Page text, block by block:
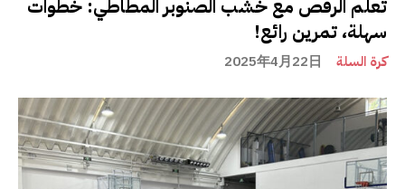
تعلم الرقص مع خشب الصنوبر المطاطي: خطوات
سهلة، تمرين رائع!
كرة السلة 2025年4月22日